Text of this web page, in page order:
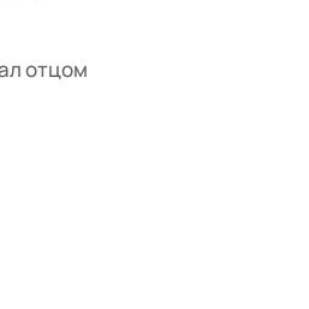
отцом